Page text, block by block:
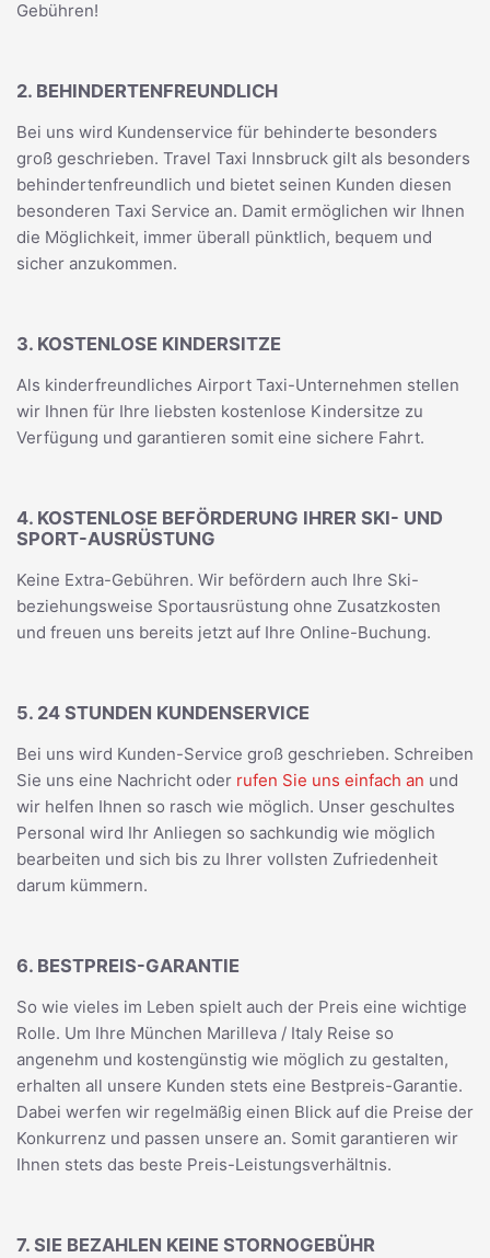
Gebühren!
2. BEHINDERTENFREUNDLICH
Bei uns wird Kundenservice für behinderte besonders
groß geschrieben. Travel Taxi Innsbruck gilt als besonders
behindertenfreundlich und bietet seinen Kunden diesen
besonderen Taxi Service an. Damit ermöglichen wir Ihnen
die Möglichkeit, immer überall pünktlich, bequem und
sicher anzukommen.
3. KOSTENLOSE KINDERSITZE
Als kinderfreundliches Airport Taxi-Unternehmen stellen
wir Ihnen für Ihre liebsten kostenlose Kindersitze zu
Verfügung und garantieren somit eine sichere Fahrt.
4. KOSTENLOSE BEFÖRDERUNG IHRER SKI- UND
SPORT-AUSRÜSTUNG
Keine Extra-Gebühren. Wir befördern auch Ihre Ski-
beziehungsweise Sportausrüstung ohne Zusatzkosten
und freuen uns bereits jetzt auf Ihre Online-Buchung.
5. 24 STUNDEN KUNDENSERVICE
Bei uns wird Kunden-Service groß geschrieben. Schreiben
Sie uns eine Nachricht oder rufen Sie uns einfach an und
wir helfen Ihnen so rasch wie möglich. Unser geschultes
Personal wird Ihr Anliegen so sachkundig wie möglich
bearbeiten und sich bis zu Ihrer vollsten Zufriedenheit
darum kümmern.
6. BESTPREIS-GARANTIE
So wie vieles im Leben spielt auch der Preis eine wichtige
Rolle. Um Ihre München Marilleva / Italy Reise so
angenehm und kostengünstig wie möglich zu gestalten,
erhalten all unsere Kunden stets eine Bestpreis-Garantie.
Dabei werfen wir regelmäßig einen Blick auf die Preise der
Konkurrenz und passen unsere an. Somit garantieren wir
Ihnen stets das beste Preis-Leistungsverhältnis.
7. SIE BEZAHLEN KEINE STORNOGEBÜHR